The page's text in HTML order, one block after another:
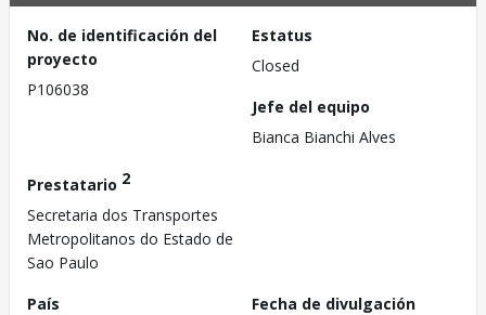
No. de identificación del
proyecto
P106038
Estatus
Closed
Jefe del equipo
Bianca Bianchi Alves
Prestatario 2
Secretaria dos Transportes
Metropolitanos do Estado de
Sao Paulo
País
Fecha de divulgación